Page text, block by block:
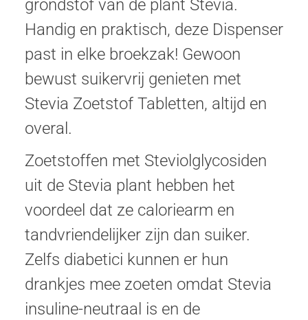
grondstof van de plant Stevia.
Handig en praktisch, deze Dispenser
past in elke broekzak! Gewoon
bewust suikervrij genieten met
Stevia Zoetstof Tabletten, altijd en
overal.
Zoetstoffen met Steviolglycosiden
uit de Stevia plant hebben het
voordeel dat ze caloriearm en
tandvriendelijker zijn dan suiker.
Zelfs diabetici kunnen er hun
drankjes mee zoeten omdat Stevia
insuline-neutraal is en de